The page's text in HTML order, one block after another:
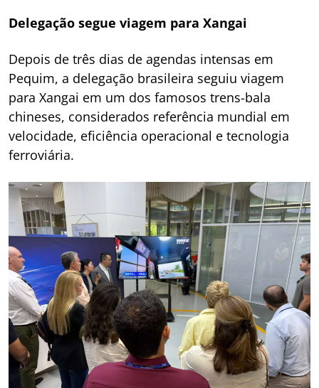
Delegação segue viagem para Xangai
Depois de três dias de agendas intensas em
Pequim, a delegação brasileira seguiu viagem
para Xangai em um dos famosos trens-bala
chineses, considerados referência mundial em
velocidade, eficiência operacional e tecnologia
ferroviária.